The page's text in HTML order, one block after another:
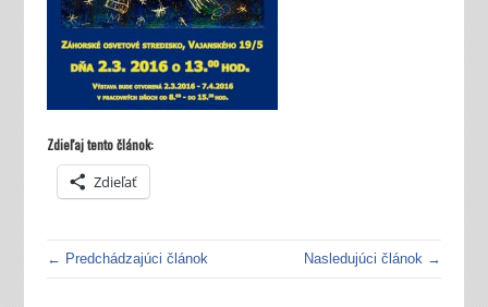
Zdieľaj tento článok:
Zdieľať
← Predchádzajúci článok Nasledujúci článok →